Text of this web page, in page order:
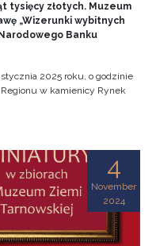
tysięcy złotych. Muzeum
„Wizerunki wybitnych
Banku
2025 roku, o godzinie
w kamienicy Rynek
4
November
2024